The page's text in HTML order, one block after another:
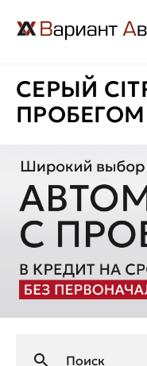
СЕРЫЙ
ПРОБЕГОМ